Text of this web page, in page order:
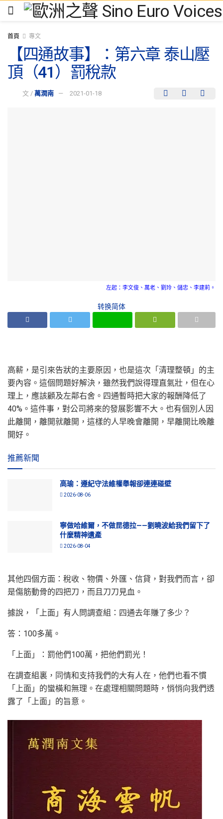
首頁 專文
【四通故事】：第六章 泰山壓
頂（41）罰稅款
文 / 萬潤南 2021-01-18
左起：李文俊、萬老、劉玲、儲忠、李建莉。
转换简体
高薪，是引來告狀的主要原因，也是這次「清理整頓」的主
要內容。這個問題好解決，雖然我們說得理直氣壯，但在心
理上，應該顧及左鄰右舍。四通暫時把大家的報酬降低了
40%。這件事，對公司將來的發展影響不大。也有個別人因
此離開，離開就離開，這樣的人早晚會離開，早離開比晚離
開好。
推薦新聞
高瑜：遵紀守法維權舉報卻連連碰壁
2026-08-06
寧做哈維爾，不做昆德拉——劉曉波給我們留下了
什麼精神遺產
2026-08-04
其他四個方面：稅收、物價、外匯、信貸，對我們而言，卻
是傷筋動骨的四把刀，而且刀刀見血。
據說，「上面」有人問調查組：四通去年賺了多少？
答：100多萬。
「上面」：罰他們100萬，把他們罰光！
在調查組裏，同情和支持我們的大有人在，他們也看不慣
「上面」的蠻橫和無理。在處理相關問題時，悄悄向我們透
露了「上面」的旨意。